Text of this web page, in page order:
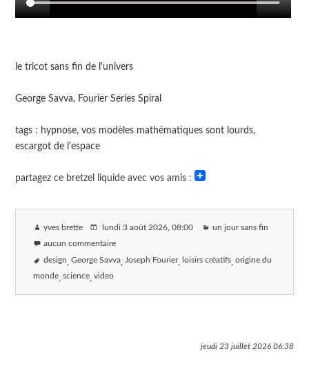
le tricot sans fin de l'univers
George Savva, Fourier Series Spiral
tags : hypnose, vos modèles mathématiques sont lourds,
escargot de l'espace
partagez ce bretzel liquide avec vos amis :
yves brette lundi 3 août 2026 , 08:00 un jour sans fin
aucun commentaire
design George Savva Joseph Fourier loisirs créatifs origine du
monde science video
jeudi 23 juillet 202606:38